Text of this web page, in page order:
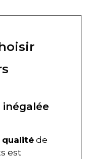
inégalée
qualitéde
est